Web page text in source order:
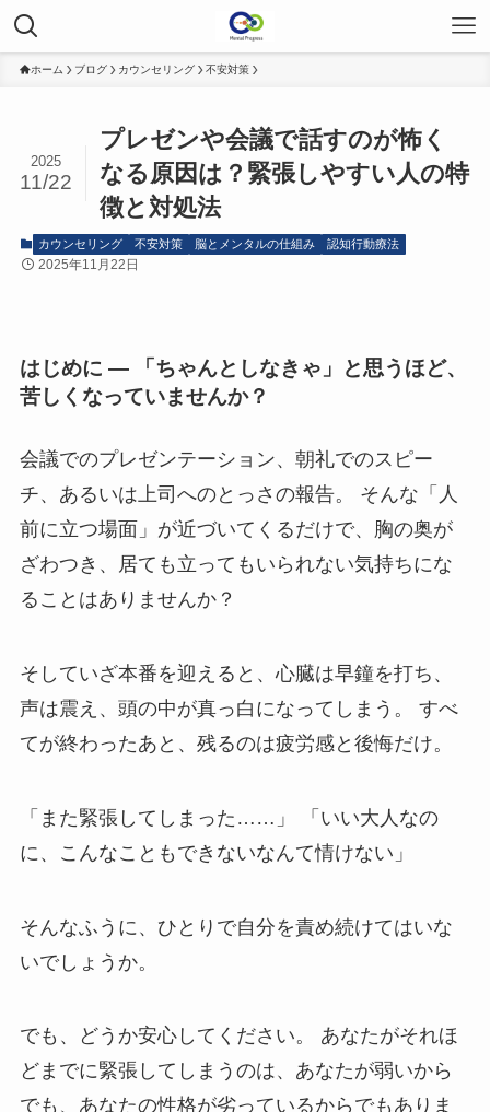
ホーム ブログ カウンセリング 不安対策
プレゼンや会議で話すのが怖く
なる原因は？緊張しやすい人の特
徴と対処法
2025
11/22
カウンセリング 不安対策 脳とメンタルの仕組み 認知行動療法
2025年11月22日
はじめに ― 「ちゃんとしなきゃ」と思うほど、
苦しくなっていませんか？
会議でのプレゼンテーション、朝礼でのスピー
チ、あるいは上司へのとっさの報告。 そんな「人
前に立つ場面」が近づいてくるだけで、胸の奥が
ざわつき、居ても立ってもいられない気持ちにな
ることはありませんか？
そしていざ本番を迎えると、心臓は早鐘を打ち、
声は震え、頭の中が真っ白になってしまう。 すべ
てが終わったあと、残るのは疲労感と後悔だけ。
「また緊張してしまった……」 「いい大人なの
に、こんなこともできないなんて情けない」
そんなふうに、ひとりで自分を責め続けてはいな
いでしょうか。
でも、どうか安心してください。 あなたがそれほ
どまでに緊張してしまうのは、あなたが弱いから
でも、あなたの性格が劣っているからでもありま